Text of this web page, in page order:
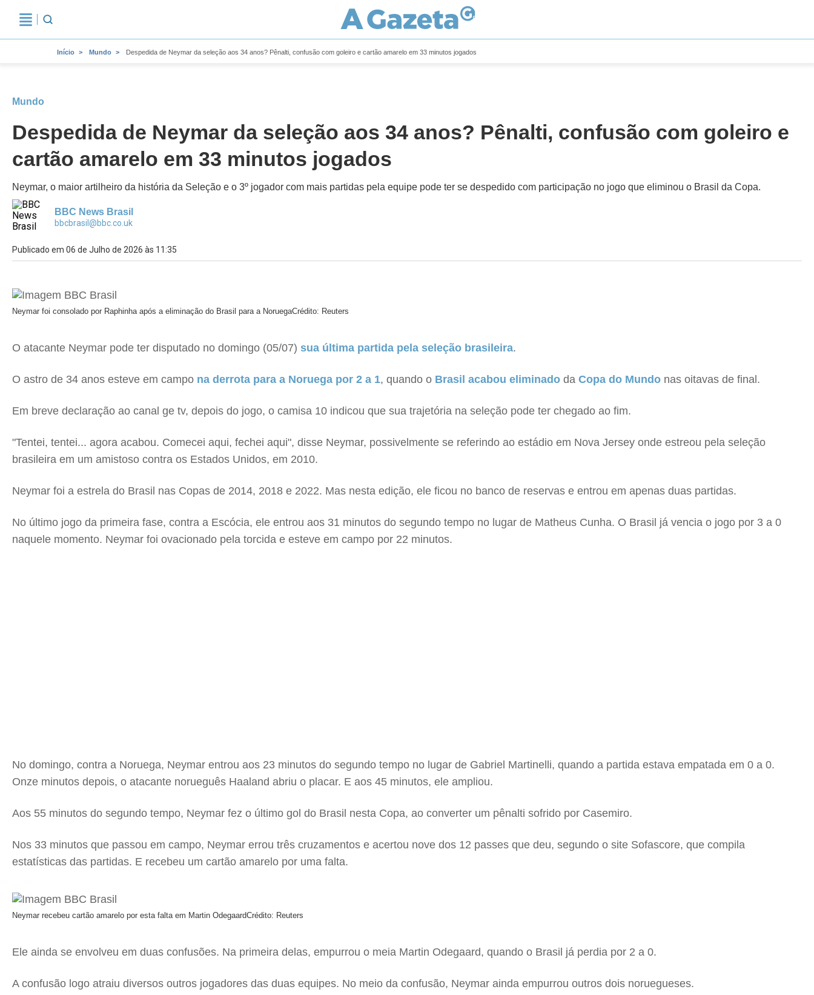
Início Mundo Despedida de Neymar da seleção aos 34 anos? Pênalti, confusão com goleiro e cartão amarelo em 33 minutos jogados
Mundo
Despedida de Neymar da seleção aos 34 anos? Pênalti, confusão com goleiro e
cartão amarelo em 33 minutos jogados
Neymar, o maior artilheiro da história da Seleção e o 3º jogador com mais partidas pela equipe pode ter se despedido com participação no jogo que eliminou o Brasil da Copa.
BBC News Brasil
bbcbrasil@bbc.co.uk
Publicado em 06 de Julho de 2026 às 11:35
Neymar foi consolado por Raphinha após a eliminação do Brasil para a NoruegaCrédito: Reuters
O atacante Neymar pode ter disputado no domingo (05/07) sua última partida pela seleção brasileira.
O astro de 34 anos esteve em campo na derrota para a Noruega por 2 a 1, quando o Brasil acabou eliminado da Copa do Mundo nas oitavas de final.
Em breve declaração ao canal ge tv, depois do jogo, o camisa 10 indicou que sua trajetória na seleção pode ter chegado ao fim.
"Tentei, tentei... agora acabou. Comecei aqui, fechei aqui", disse Neymar, possivelmente se referindo ao estádio em Nova Jersey onde estreou pela seleção
brasileira em um amistoso contra os Estados Unidos, em 2010.
Neymar foi a estrela do Brasil nas Copas de 2014, 2018 e 2022. Mas nesta edição, ele ficou no banco de reservas e entrou em apenas duas partidas.
No último jogo da primeira fase, contra a Escócia, ele entrou aos 31 minutos do segundo tempo no lugar de Matheus Cunha. O Brasil já vencia o jogo por 3 a 0
naquele momento. Neymar foi ovacionado pela torcida e esteve em campo por 22 minutos.
No domingo, contra a Noruega, Neymar entrou aos 23 minutos do segundo tempo no lugar de Gabriel Martinelli, quando a partida estava empatada em 0 a 0.
Onze minutos depois, o atacante norueguês Haaland abriu o placar. E aos 45 minutos, ele ampliou.
Aos 55 minutos do segundo tempo, Neymar fez o último gol do Brasil nesta Copa, ao converter um pênalti sofrido por Casemiro.
Nos 33 minutos que passou em campo, Neymar errou três cruzamentos e acertou nove dos 12 passes que deu, segundo o site Sofascore, que compila
estatísticas das partidas. E recebeu um cartão amarelo por uma falta.
Neymar recebeu cartão amarelo por esta falta em Martin OdegaardCrédito: Reuters
Ele ainda se envolveu em duas confusões. Na primeira delas, empurrou o meia Martin Odegaard, quando o Brasil já perdia por 2 a 0.
A confusão logo atraiu diversos outros jogadores das duas equipes. No meio da confusão, Neymar ainda empurrou outros dois noruegueses.